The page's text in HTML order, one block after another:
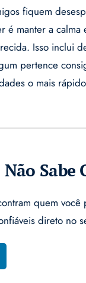
fiquem
é manter a calma
Isso inclui
pertence
o mais
Sabe
quem você
direto no